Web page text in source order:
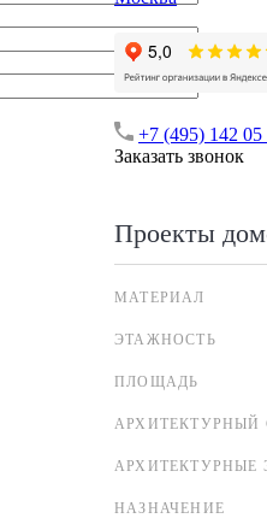
+7 (495) 142 05
Заказать звонок
Проекты
МАТЕРИАЛ
ЭТАЖНОСТЬ
ПЛОЩАДЬ
АРХИТЕКТУРНЫЙ
АРХИТЕКТУРНЫЕ
НАЗНАЧЕНИЕ